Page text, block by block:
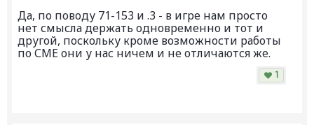
Да, по поводу 71-153 и .3 - в игре нам просто
нет смысла держать одновременно и тот и
другой, поскольку кроме возможности работы
по СМЕ они у нас ничем и не отличаются же.
1